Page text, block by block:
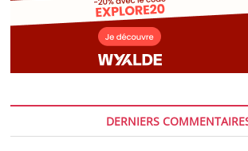
DERNIERS